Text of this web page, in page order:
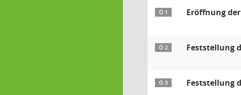
Ö 1 Eröffnung
Ö 2 Feststellung
Ö 3 Feststellung